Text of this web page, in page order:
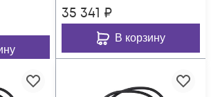
35 341 ₽
В корзину